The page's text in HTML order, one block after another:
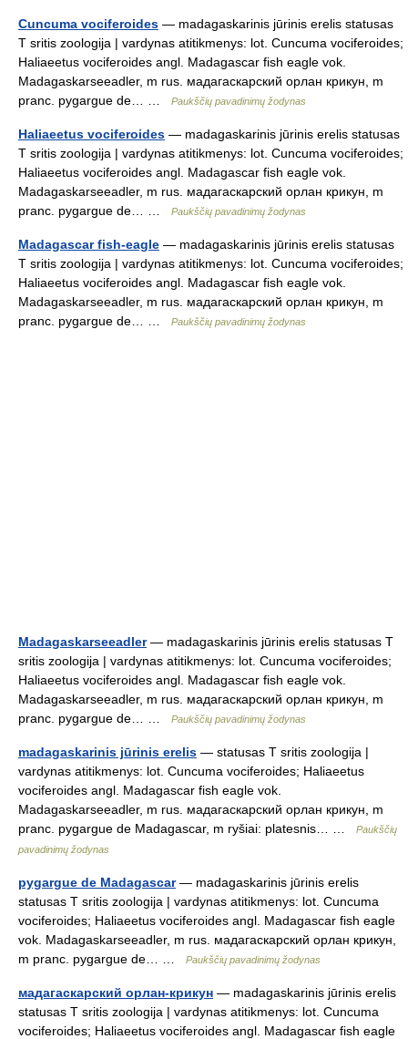
Cuncuma vociferoides — madagaskarinis jūrinis erelis statusas
T sritis zoologija | vardynas atitikmenys: lot. Cuncuma vociferoides;
Haliaeetus vociferoides angl. Madagascar fish eagle vok.
Madagaskarseeadler, m rus. мадагаскарский орлан крикун, m
pranc. pygargue de… …
Paukščių pavadinimų žodynas
Haliaeetus vociferoides — madagaskarinis jūrinis erelis statusas
T sritis zoologija | vardynas atitikmenys: lot. Cuncuma vociferoides;
Haliaeetus vociferoides angl. Madagascar fish eagle vok.
Madagaskarseeadler, m rus. мадагаскарский орлан крикун, m
pranc. pygargue de… …
Paukščių pavadinimų žodynas
Madagascar fish-eagle — madagaskarinis jūrinis erelis statusas
T sritis zoologija | vardynas atitikmenys: lot. Cuncuma vociferoides;
Haliaeetus vociferoides angl. Madagascar fish eagle vok.
Madagaskarseeadler, m rus. мадагаскарский орлан крикун, m
pranc. pygargue de… …
Paukščių pavadinimų žodynas
Madagaskarseeadler— madagaskarinis jūrinis erelis statusas T
sritis zoologija | vardynas atitikmenys: lot. Cuncuma vociferoides;
Haliaeetus vociferoides angl. Madagascar fish eagle vok.
Madagaskarseeadler, m rus. мадагаскарский орлан крикун, m
pranc. pygargue de… …
Paukščių pavadinimų žodynas
madagaskarinis jūrinis erelis — statusas T sritis zoologija |
vardynas atitikmenys: lot. Cuncuma vociferoides; Haliaeetus
vociferoides angl. Madagascar fish eagle vok.
Madagaskarseeadler, m rus. мадагаскарский орлан крикун, m
pranc. pygargue de Madagascar, m ryšiai: platesnis… …
Paukščių
pavadinimų žodynas
pygargue de Madagascar— madagaskarinis jūrinis erelis
statusas T sritis zoologija | vardynas atitikmenys: lot. Cuncuma
vociferoides; Haliaeetus vociferoides angl. Madagascar fish eagle
vok. Madagaskarseeadler, m rus. мадагаскарский орлан крикун,
m pranc. pygargue de… …
Paukščių pavadinimų žodynas
мадагаскарский орлан-крикун — madagaskarinis jūrinis erelis
statusas T sritis zoologija | vardynas atitikmenys: lot. Cuncuma
vociferoides; Haliaeetus vociferoides angl. Madagascar fish eagle